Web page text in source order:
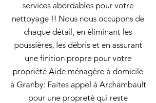
services abordables pour votre
nettoyage !! Nous nous occupons de
chaque détail, en éliminant les
poussières, les débris et en assurant
une finition propre pour votre
propriété Aide ménagère à domicile
à Granby: Faites appel à Archambault
pour une propreté qui reste